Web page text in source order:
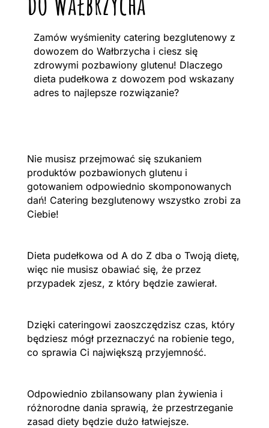
Zamów wyśmienity catering bezglutenowy z
dowozem do Wałbrzycha i ciesz się
zdrowymi pozbawiony glutenu! Dlaczego
dieta pudełkowa z dowozem pod wskazany
adres to najlepsze rozwiązanie?
Nie musisz przejmować się szukaniem
produktów pozbawionych glutenu i
gotowaniem odpowiednio skomponowanych
dań! Catering bezglutenowy wszystko zrobi za
Ciebie!
Dieta pudełkowa od A do Z dba o Twoją dietę,
więc nie musisz obawiać się, że przez
przypadek zjesz, z który będzie zawierał.
Dzięki cateringowi zaoszczędzisz czas, który
będziesz mógł przeznaczyć na robienie tego,
co sprawia Ci największą przyjemność.
Odpowiednio zbilansowany plan żywienia i
różnorodne dania sprawią, że przestrzeganie
zasad diety będzie dużo łatwiejsze.